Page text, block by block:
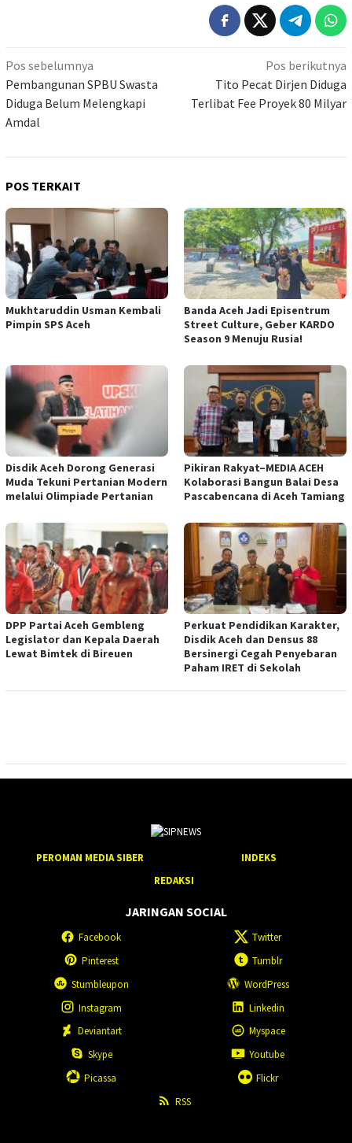
Navigasi
pos
Pos sebelumnya
Pembangunan SPBU Swasta
Diduga Belum Melengkapi
Amdal
Pos berikutnya
Tito Pecat Dirjen Diduga
Terlibat Fee Proyek 80 Milyar
POS TERKAIT
Mukhtaruddin Usman Kembali
Pimpin SPS Aceh
Banda Aceh Jadi Episentrum
Street Culture, Geber KARDO
Season 9 Menuju Rusia!
Disdik Aceh Dorong Generasi
Muda Tekuni Pertanian Modern
melalui Olimpiade Pertanian
Pikiran Rakyat–MEDIA ACEH
Kolaborasi Bangun Balai Desa
Pascabencana di Aceh Tamiang
DPP Partai Aceh Gembleng
Legislator dan Kepala Daerah
Lewat Bimtek di Bireuen
Perkuat Pendidikan Karakter,
Disdik Aceh dan Densus 88
Bersinergi Cegah Penyebaran
Paham IRET di Sekolah
PEROMAN MEDIA SIBER
INDEKS
REDAKSI
JARINGAN SOCIAL
Facebook
Twitter
Pinterest
Tumblr
Stumbleupon
WordPress
Instagram
Linkedin
Deviantart
Myspace
Skype
Youtube
Picassa
Flickr
RSS